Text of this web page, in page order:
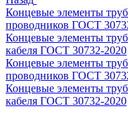
Концевые элементы
проводников ГОСТ
Концевые элементы
кабеля ГОСТ 30732-2020
Концевые элементы
проводников ГОСТ
Концевые элементы
кабеля ГОСТ 30732-2020